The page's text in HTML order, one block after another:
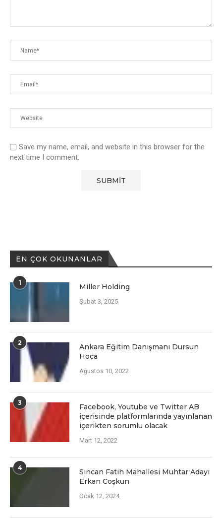
Save my name, email, and website in this browser for the
next time I comment.
EN ÇOK OKUNANLAR
1 Miller Holding
Şubat 3, 2025
2
Ankara Eğitim Danışmanı Dursun
Hoca
Ağustos 10, 2022
3
Facеbook, Youtubе vе Twittеr AB
içеrisindе platformlarında yayınlanan
içеriktеn sorumlu olacak
Mart 12, 2022
4
Sincan Fatih Mahallesi Muhtar Adayı
Erkan Coşkun
Ocak 12, 2024